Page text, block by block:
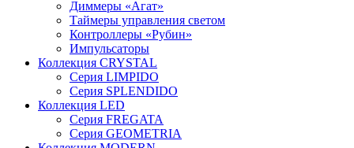
Диммеры «Агат»
Таймеры управления светом
Контроллеры «Рубин»
Импульсаторы
Коллекция CRYSTAL
Серия LIMPIDO
Серия SPLENDIDO
Коллекция LED
Серия FREGATA
Серия GEOMETRIA